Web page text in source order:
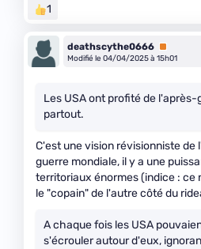
1
deathscythe0666 Premium
Modifié le 04/04/2025 à 15h01
Les USA ont profité de
partout.
C'est une vision révisionniste de
guerre mondiale, il y a une
territoriaux énormes (indice : ce
le "copain" de l'autre côté du
A chaque fois les USA
s'écrouler autour d'eux,